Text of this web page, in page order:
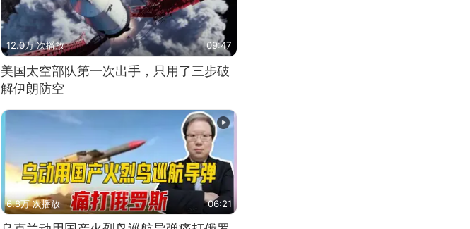
12.0万 次播放 09:47
美国太空部队第一次出手，只用了三步破
解伊朗防空
6.8万 次播放 06:21